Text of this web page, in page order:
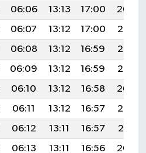
06:06 13:13 17:00
20:09
06:07 13:12 17:00
20:07
06:08 13:12 16:59
20:06
06:09 13:12 16:59
20:05
06:10 13:12 16:58
20:04
06:11 13:12 16:57
20:02
06:12 13:11 16:57
20:01
06:13 13:11 16:56
20:00